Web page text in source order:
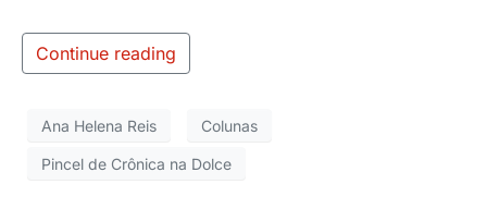
Continue reading
Ana Helena Reis Colunas
Pincel de Crônica na Dolce